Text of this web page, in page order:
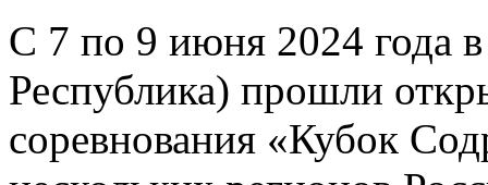
С 7 по 9 июня 2024 года
Республика) прошли
соревнования «Кубок